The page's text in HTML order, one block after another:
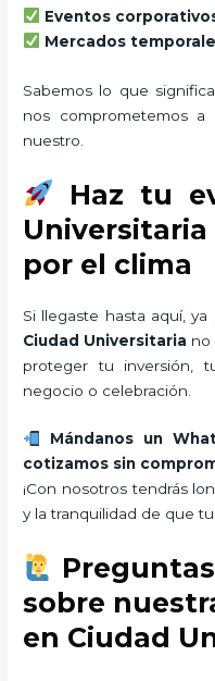
Eventos
Mercados
Sabemos lo que
nos comprometemos
nuestro.
Haz tu
por el clima
Si llegaste hasta aquí, ya
Ciudad Universitaria no
proteger tu inversión,
negocio o celebración.
Mándanos un
cotizamos sin
¡Con nosotros tendrás
y la tranquilidad de que
sobre
en Ciudad